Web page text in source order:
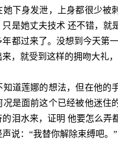
她下身发泄，上身都很少被
是她丈夫技术 还不错，就
年都过来了。没想到今天第
，就受到这样的拥吻大礼，
莲娜的想法，但在他的
是面前这个已经被他迷住
的泪水来，证明 他要怎么弄
说：“我替你解除束缚吧。”